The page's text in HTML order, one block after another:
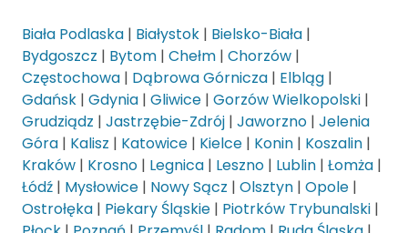
Biała Podlaska | Białystok | Bielsko-Biała |
Bydgoszcz | Bytom | Chełm | Chorzów |
Częstochowa | Dąbrowa Górnicza | Elbląg |
Gdańsk | Gdynia | Gliwice | Gorzów Wielkopolski |
Grudziądz | Jastrzębie-Zdrój | Jaworzno | Jelenia
Góra | Kalisz | Katowice | Kielce | Konin | Koszalin |
Kraków | Krosno | Legnica | Leszno | Lublin | Łomża |
Łódź | Mysłowice | Nowy Sącz | Olsztyn | Opole |
Ostrołęka | Piekary Śląskie | Piotrków Trybunalski |